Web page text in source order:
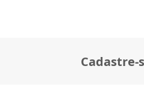
Cadastre-